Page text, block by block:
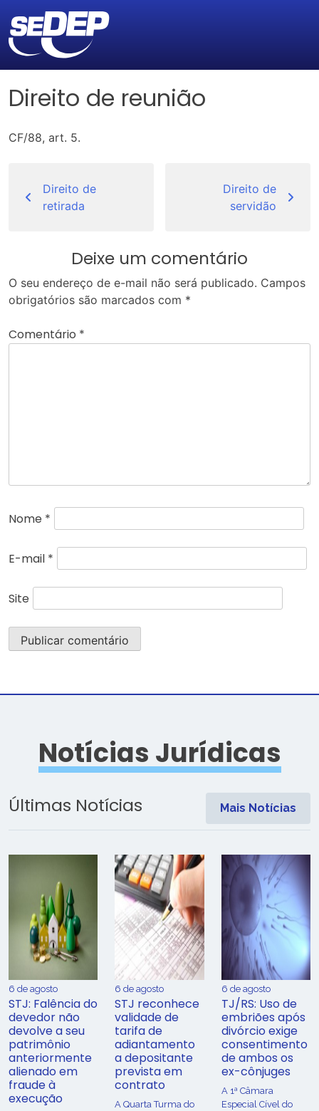
Direito de reunião
CF/88, art. 5.
de
Post
Direito de
retirada
Direito de
servidão
Deixe um comentário
O seu endereço de e-mail não será publicado. Campos
obrigatórios são marcados com *
Comentário *
Nome *
E-mail *
Site
Notícias Jurídicas
Últimas Notícias Mais Notícias
6 de agosto
STJ: Falência do
devedor não
devolve a seu
patrimônio
anteriormente
alienado em
fraude à
execução
6 de agosto
STJ reconhece
validade de
tarifa de
adiantamento
a depositante
prevista em
contrato
A Quarta Turma do
6 de agosto
TJ/RS: Uso de
embriões após
divórcio exige
consentimento
de ambos os
ex-cônjuges
A 1ª Câmara
Especial Cível do